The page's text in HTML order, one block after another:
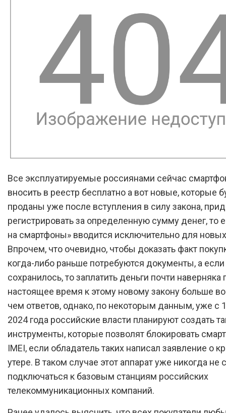
Все эксплуатируемые россиянами сейчас
вносить в реестр бесплатно а вот новые, которые
проданы уже после вступления в силу закона,
регистрировать за определенную сумму денег, то
на смартфоны» вводится исключительно для
Впрочем, что очевидно, чтобы доказать факт
когда-либо раньше потребуются документы, а если
сохранилось, то заплатить деньги почти наверняка
настоящее время к этому новому закону больше
чем ответов, однако, по некоторым данным, уже с
2024 года российские власти планируют создать
инструменты, которые позволят блокировать
IMEI, если обладатель таких написал заявление о
утере. В таком случае этот аппарат уже никогда не
подключаться к базовым станциям российских
телекоммуникационных компаний.